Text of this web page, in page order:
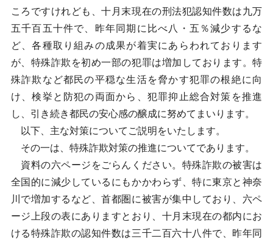
ころですけれども、十月末現在の刑法犯認知件数は九万
五千百五十件で、昨年同期に比べ八・五％減少するな
ど、各種取り組みの成果が着実にあらわれております
が、特殊詐欺を初め一部の犯罪は増加しております。特
殊詐欺など都民の平穏な生活を脅かす犯罪の根絶に向
け、検挙と防犯の両面から、犯罪抑止総合対策を推進
し、引き続き都民の安心感の醸成に努めてまいります。
以下、主な対策についてご説明をいたします。
その一は、特殊詐欺対策の推進についてであります。
資料の六ページをごらんください。特殊詐欺の被害は
全国的に減少しているにもかかわらず、特に東京と神奈
川で増加するなど、首都圏に被害が集中しており、六ペ
ージ上段の表にありますとおり、十月末現在の都内にお
ける特殊詐欺の認知件数は三千二百六十八件で、昨年同